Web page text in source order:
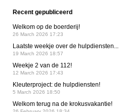
Recent gepubliceerd
Welkom op de boerderij!
26 March 2026 17:23
Laatste weekje over de hulpdiensten...
19 March 2026 18:57
Weekje 2 van de 112!
12 March 2026 17:43
Kleuterproject: de hulpdiensten!
5 March 2026 18:50
Welkom terug na de krokusvakantie!